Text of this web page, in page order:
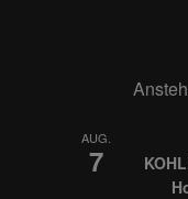
AUG.
7